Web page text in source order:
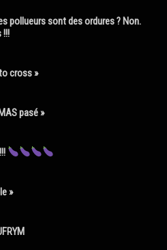
pollueurs sont des ordures ? Non.
!!!
cross »
pasé »
»